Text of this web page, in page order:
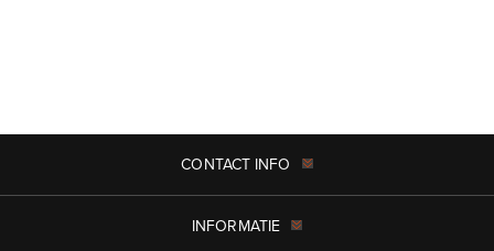
CONTACT INFO
INFORMATIE